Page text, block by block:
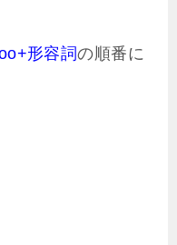
形容詞の順番に